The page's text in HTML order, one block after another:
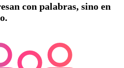
con palabras, sino en